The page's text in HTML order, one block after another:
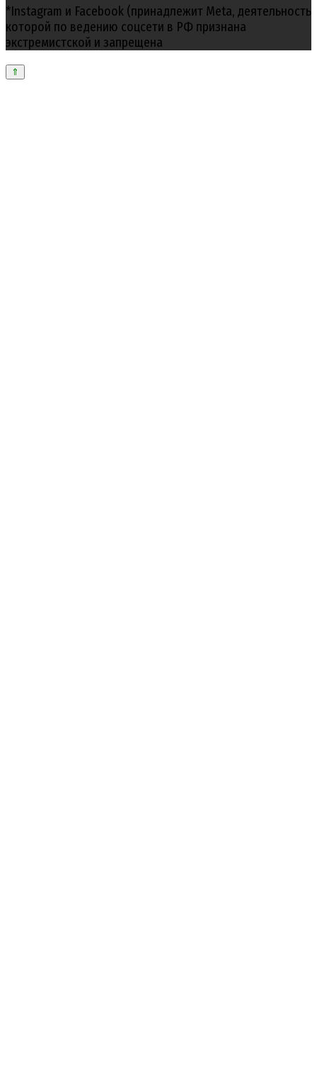
*Instagram и Facebook (принадлежит Meta, деятельность
которой по ведению соцсети в РФ признана
экстремистской и запрещена